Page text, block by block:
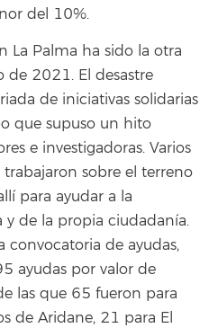
del 10%.
La Palma ha sido la otra
de 2021. El desastre
de iniciativas solidarias
que supuso un hito
e investigadoras. Varios
sobre el terreno
para ayudar a la
y de la propia ciudadanía.
convocatoria de ayudas,
ayudas por valor de
las que 65 fueron para
de Aridane, 21 para El